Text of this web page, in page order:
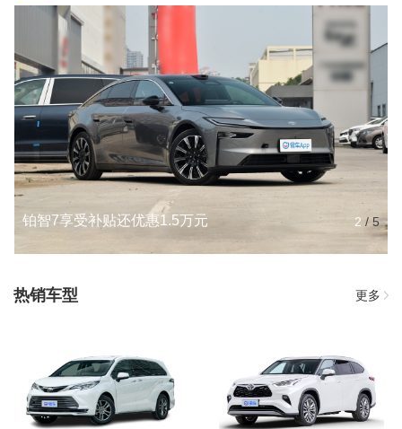
铂智7享受补贴还优惠1.5万元 2 /5
热销车型 更多